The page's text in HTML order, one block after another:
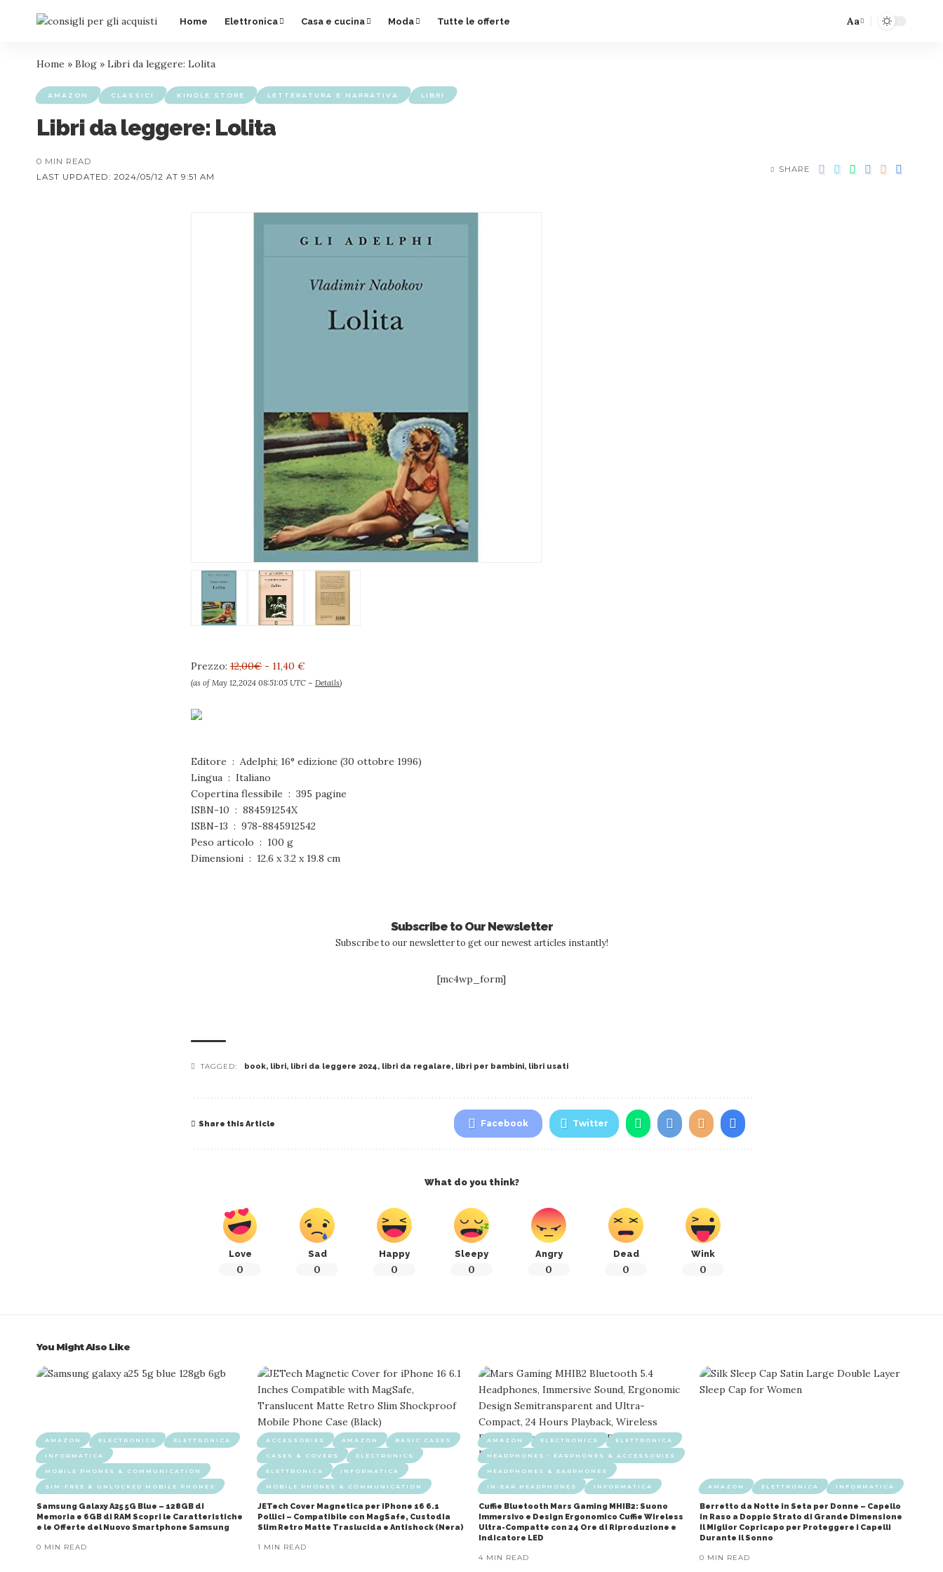
Home Elettronica Casa e cucina Moda Tutte le offerte Aa
Home » Blog » Libri da leggere: Lolita
AMAZON CLASSICI KINDLE STORE LETTERATURA E NARRATIVA LIBRI
Libri da leggere: Lolita
LAST UPDATED: 2024/05/12 AT 9:51 AM
0 MIN READ
SHARE
Prezzo: 12,00€ - 11,40 €
(as of May 12,2024 08:51:05 UTC – Details)
Editore ‏ : ‎ Adelphi; 16° edizione (30 ottobre 1996)
Lingua ‏ : ‎ Italiano
Copertina flessibile ‏ : ‎ 395 pagine
ISBN-10 ‏ : ‎ 884591254X
ISBN-13 ‏ : ‎ 978-8845912542
Peso articolo ‏ : ‎ 100 g
Dimensioni ‏ : ‎ 12.6 x 3.2 x 19.8 cm
Subscribe to Our Newsletter
Subscribe to our newsletter to get our newest articles instantly!
[mc4wp_form]
TAGGED: book, libri, libri da leggere 2024, libri da regalare, libri per bambini, libri usati
Share this Article Facebook Twitter
What do you think?
Love
0
Sad
0
Happy
0
Sleepy
0
Angry
0
Dead
0
Wink
0
You Might Also Like
AMAZON ELECTRONICS ELETTRONICA
INFORMATICA
MOBILE PHONES & COMMUNICATION
SIM-FREE & UNLOCKED MOBILE PHONES
Samsung Galaxy A25 5G Blue – 128GB di
Memoria e 6GB di RAM Scopri le Caratteristiche
e le Offerte del Nuovo Smartphone Samsung
0 MIN READ
ACCESSORIES AMAZON BASIC CASES
CASES & COVERS ELECTRONICS
ELETTRONICA INFORMATICA
MOBILE PHONES & COMMUNICATION
JETech Cover Magnetica per iPhone 16 6.1
Pollici – Compatibile con MagSafe, Custodia
Slim Retro Matte Traslucida e Antishock (Nera)
1 MIN READ
AMAZON ELECTRONICS ELETTRONICA
HEADPHONES - EARPHONES & ACCESSORIES
HEADPHONES & EARPHONES
IN-EAR HEADPHONES INFORMATICA
Cuffie Bluetooth Mars Gaming MHIB2: Suono
Immersivo e Design Ergonomico Cuffie Wireless
Ultra-Compatte con 24 Ore di Riproduzione e
Indicatore LED
4 MIN READ
AMAZON ELETTRONICA INFORMATICA
Berretto da Notte in Seta per Donne – Capello
in Raso a Doppio Strato di Grande Dimensione
Il Miglior Copricapo per Proteggere i Capelli
Durante il Sonno
0 MIN READ